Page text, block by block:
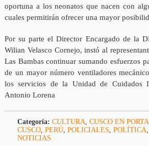
oportuna a los neonatos que nacen con
cuales permitirán ofrecer una mayor
Por su parte el Director Encargado de la
Wilian Velasco Cornejo, instó al
Las Bambas continuar sumando esfuerzos
de un mayor número ventiladores
los servicios de la Unidad de Cuidados
Antonio Lorena
Categoría: CULTURA, CUSCO EN
CUSCO, PERÚ, POLICIALES, POLÍTICA,
NOTICIAS